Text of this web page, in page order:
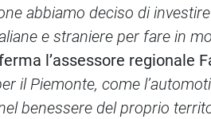
abbiamo deciso di
e straniere per fare in
l’assessore regionale
il Piemonte, come
benessere del proprio